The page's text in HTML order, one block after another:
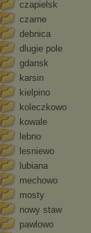
czapielsk
czarne
debnica
dlugie pole
gdansk
karsin
kielpino
koleczkowo
kowale
lebno
lesniewo
lubiana
mechowo
mosty
nowy staw
pawlowo